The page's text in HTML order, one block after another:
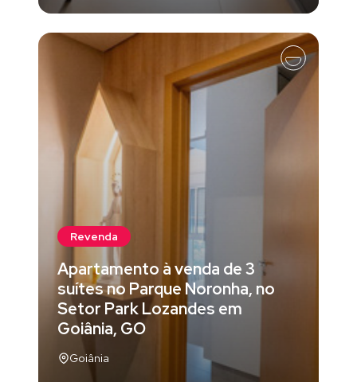
Revenda
Apartamento à venda de 3
suítes no Parque Noronha, no
Setor Park Lozandes em
Goiânia, GO
Goiânia